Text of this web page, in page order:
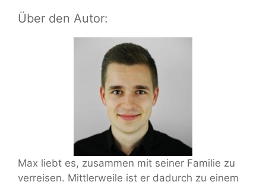
Über den Autor:
Max liebt es, zusammen mit seiner Familie zu
verreisen. Mittlerweile ist er dadurch zu einem